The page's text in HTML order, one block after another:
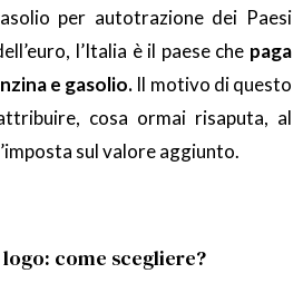
per autotrazione dei Paesi
l’Italia è il paese che paga
e gasolio. Il motivo di questo
cosa ormai risaputa, al
sul valore aggiunto.
come scegliere?